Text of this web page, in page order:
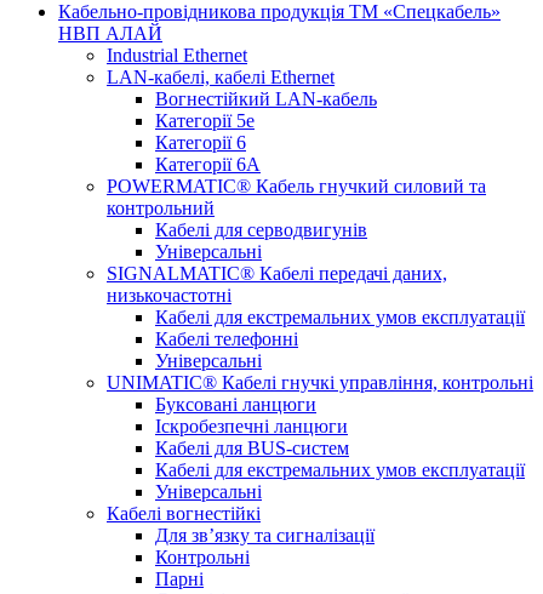
Кабельно-провідникова продукція ТМ «Спецкабель»
НВП АЛАЙ
Industrial Ethernet
LAN-кабелі, кабелі Ethernet
Вогнестійкий LAN-кабель
Категорії 5е
Категорії 6
Категорії 6А
POWERMATIC® Кабель гнучкий силовий та
контрольний
Кабелі для серводвигунів
Універсальні
SIGNALMATIC® Кабелі передачі даних,
низькочастотні
Кабелі для екстремальних умов експлуатації
Кабелі телефонні
Універсальні
UNIMATIC® Кабелі гнучкі управління, контрольні
Буксовані ланцюги
Іскробезпечні ланцюги
Кабелі для BUS-систем
Кабелі для екстремальних умов експлуатації
Універсальні
Кабелі вогнестійкі
Для зв’язку та сигналізації
Контрольні
Парні